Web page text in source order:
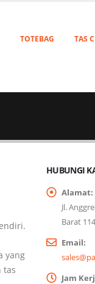
TOTEBAG TAS
yang
tas
HUBUNGI
Alamat:
Jl.
Barat
Email:
Jam